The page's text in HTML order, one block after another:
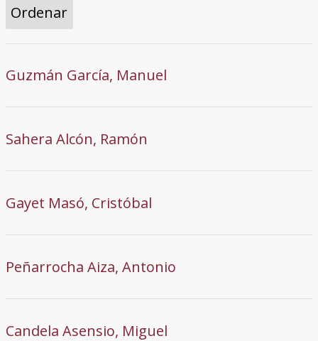
Ordenar
Guzmán García, Manuel
Sahera Alcón, Ramón
Gayet Masó, Cristóbal
Peñarrocha Aiza, Antonio
Candela Asensio, Miguel